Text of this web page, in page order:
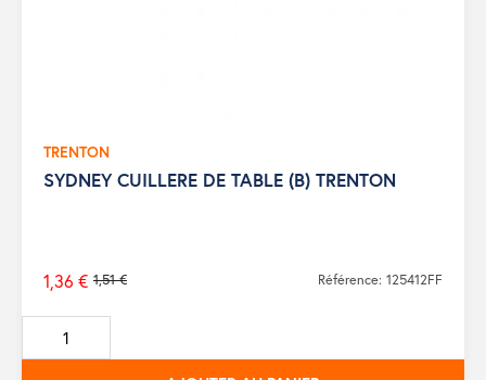
TRENTON
SYDNEY CUILLERE DE TABLE (B) TRENTON
Prix
de
base
1,51 €
1,36 € Référence: 125412FF